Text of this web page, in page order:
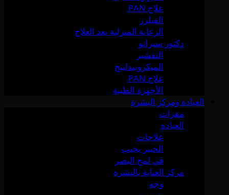
علاج PAN
الفيلرز
الرعاية المنزلية بعد العلاج
دكتور سيرانو
التقشير
الميكرونيدلينج
علاج PAN
الأجهزة الطبية
العيادة ومركز البشرة
مقرات
العيادة
علاجات
الخبير يجيب
في لمح البصر
مركز العناية بالبشرة
وجه